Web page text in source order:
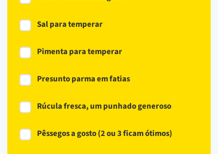
Sal para temperar
Pimenta para temperar
Presunto parma em fatias
Rúcula fresca, um punhado generoso
Pêssegos a gosto (2 ou 3 ficam ótimos)